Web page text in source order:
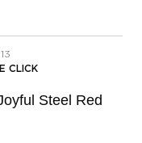
CLICK
Steel Red